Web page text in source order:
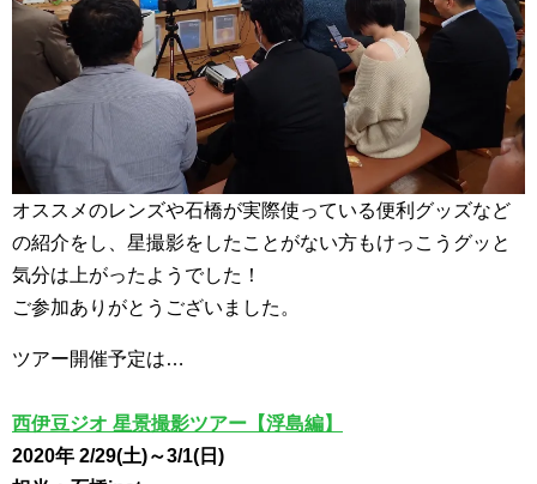
オススメのレンズや石橋が実際使っている便利グッズなど
の紹介をし、星撮影をしたことがない方もけっこうグッと
気分は上がったようでした！
ご参加ありがとうございました。
ツアー開催予定は…
西伊豆ジオ 星景撮影ツアー【浮島編】
2020年 2/29(土)～3/1(日)